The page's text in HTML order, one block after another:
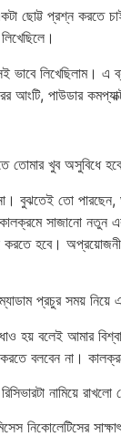
ছোট্ট প্রশ্ন করতে
ভাবে লিখেছিলাম।
আংটি, পাউডার
তোমার খুব অসুবিধে
না। বুঝতেই তো
সাজানো নতুন
হবে।
প্রচুর সময়
হয় বলেই আমার
বলবেন না।
নামিয়ে রাখলো
নিকোলেটিসের